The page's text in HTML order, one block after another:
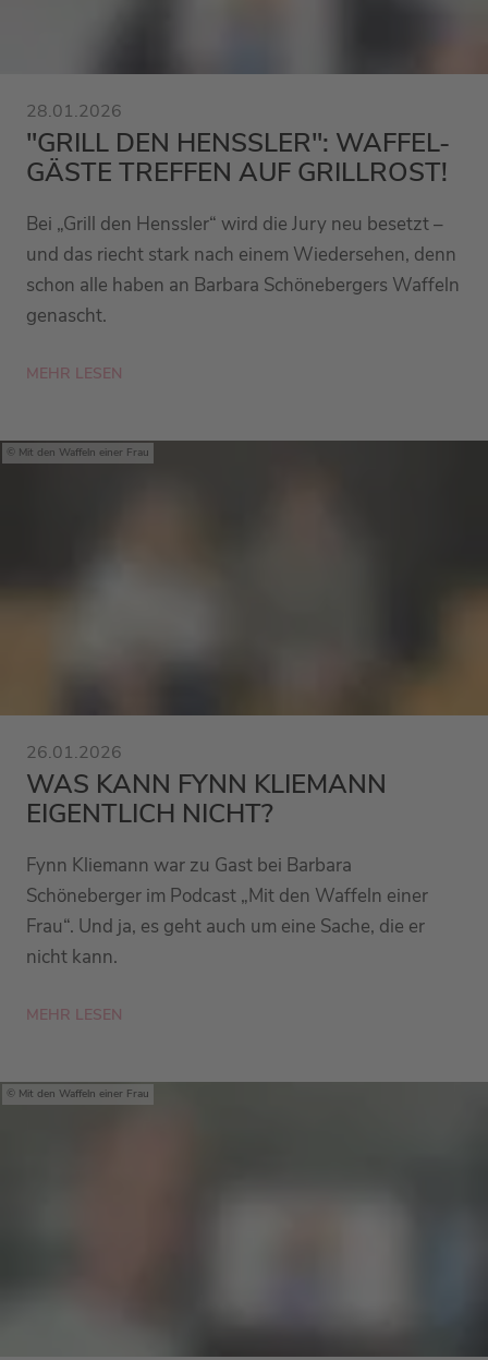
28.01.2026
"GRILL DEN HENSSLER": WAFFEL-
GÄSTE TREFFEN AUF GRILLROST!
Bei „Grill den Henssler“ wird die Jury neu besetzt –
und das riecht stark nach einem Wiedersehen, denn
schon alle haben an Barbara Schönebergers Waffeln
genascht.
MEHR LESEN
Mit den Waffeln einer Frau
26.01.2026
WAS KANN FYNN KLIEMANN
EIGENTLICH NICHT?
Fynn Kliemann war zu Gast bei Barbara
Schöneberger im Podcast „Mit den Waffeln einer
Frau“. Und ja, es geht auch um eine Sache, die er
nicht kann.
MEHR LESEN
Mit den Waffeln einer Frau